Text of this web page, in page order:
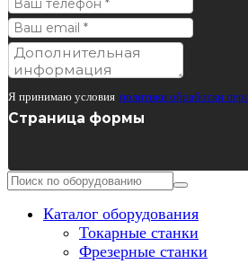
Я принимаю условия политики обработки
Страница формы
Каталог оборудования
Токарные станки
Фрезерные станки